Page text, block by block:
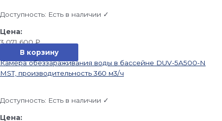
Доступность: Есть в наличии ✓
3 071 600₽
В корзину
Камера обеззараживания воды в бассейне DUV-5A500-N
MST, производительность 360 м3/ч
Доступность: Есть в наличии ✓